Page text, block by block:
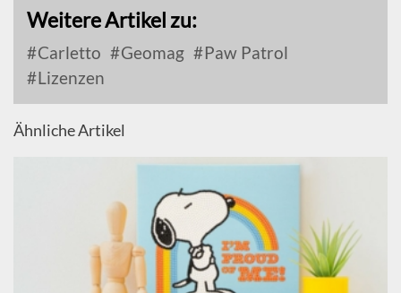
Weitere Artikel zu:
Carletto Geomag
Paw Patrol
Lizenzen
Ähnliche Artikel